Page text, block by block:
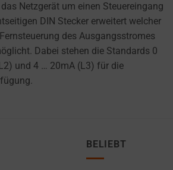
Netzgerät um einen Steuereingang
DIN Stecker erweitert welcher
des Ausgangsstromes
Dabei stehen die Standards 0
und 4 … 20mA (L3) für die
BELIEBT